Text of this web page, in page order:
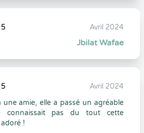
Avril 2024
Jbilat Wafae
Avril 2024
une amie, elle a passé un agréable
connaissait pas du tout cette
!